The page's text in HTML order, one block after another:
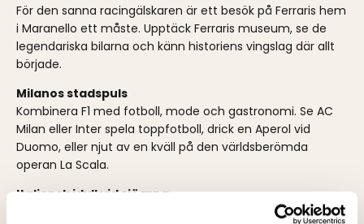
För den sanna racingälskaren är ett besök på Ferraris hem
i Maranello ett måste. Upptäck Ferraris museum, se de
legendariska bilarna och känn historiens vingslag där allt
började.
Milanos stadspuls
Kombinera F1 med fotboll, mode och gastronomi. Se AC
Milan eller Inter spela toppfotboll, drick en Aperol vid
Duomo, eller njut av en kväll på den världsberömda
operan La Scala.
Italiensk idyll vid sjöarna
Vill du varva ner efter tävlingsdagarna? Välj att bo vid